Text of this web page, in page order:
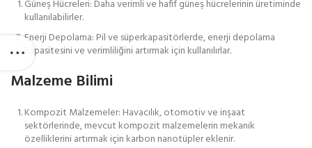
Güneş Hücreleri: Daha verimli ve hafif güneş hücrelerinin üretiminde
kullanılabilirler.
Enerji Depolama: Pil ve süperkapasitörlerde, enerji depolama
kapasitesini ve verimliliğini artırmak için kullanılırlar.
Malzeme Bilimi
Kompozit Malzemeler: Havacılık, otomotiv ve inşaat
sektörlerinde, mevcut kompozit malzemelerin mekanik
özelliklerini artırmak için karbon nanotüpler eklenir.